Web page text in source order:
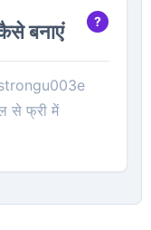
बनाएं
से फ्री में